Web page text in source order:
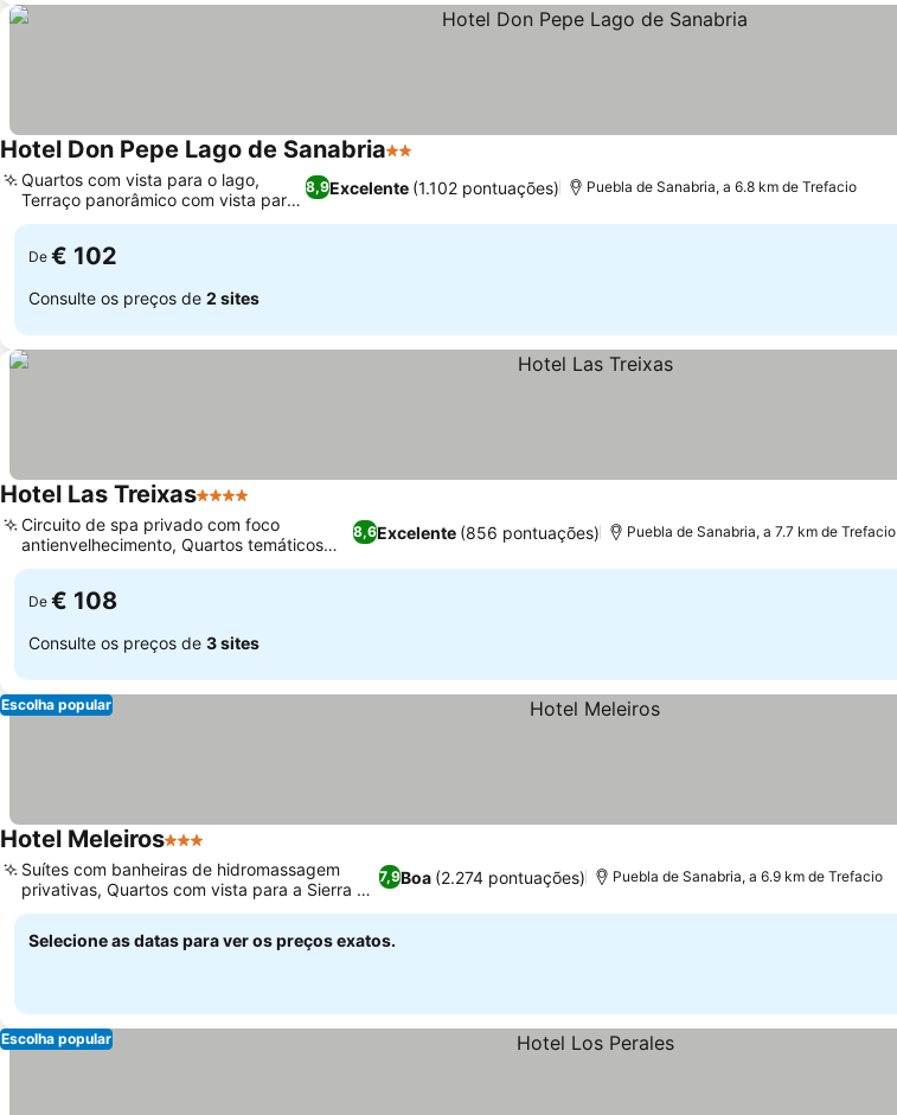
Hotel Don Pepe Lago de Sanabria2 Estrelas
8,9Excelente (1.102 pontuações)
Quartos com vista para o lago,
Terraço panorâmico com vista para
o lago
Puebla de Sanabria, a 6.8 km de Trefacio
De € 102
Consulte os preços de 2 sites
Hotel Las Treixas4 Estrelas
8,6Excelente (856 pontuações)
Circuito de spa privado com foco
antienvelhecimento, Quartos temáticos
com caráter único
Puebla de Sanabria, a 7.7 km de Trefacio
De € 108
Consulte os preços de 3 sites
Escolha popular
Hotel Meleiros3 Estrelas
7,9Boa (2.274 pontuações)
Suítes com banheiras de hidromassagem
privativas, Quartos com vista para a Sierra de
Culebra
Puebla de Sanabria, a 6.9 km de Trefacio
Selecione as datas para ver os preços exatos.
Escolha popular